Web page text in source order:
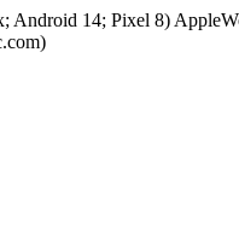
Android 14; Pixel 8)